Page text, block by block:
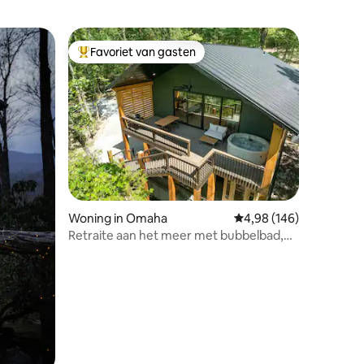
Topfavoriet van gasten
Favoriet van gasten
Woning in Omaha Gemiddelde
4,98 (146)
Retraite aan het meer met bubbelbad,